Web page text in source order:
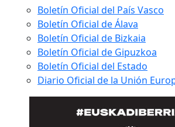
Boletín Oficial del País Vasco
Boletín Oficial de Álava
Boletín Oficial de Bizkaia
Boletín Oficial de Gipuzkoa
Boletín Oficial del Estado
Diario Oficial de la Unión